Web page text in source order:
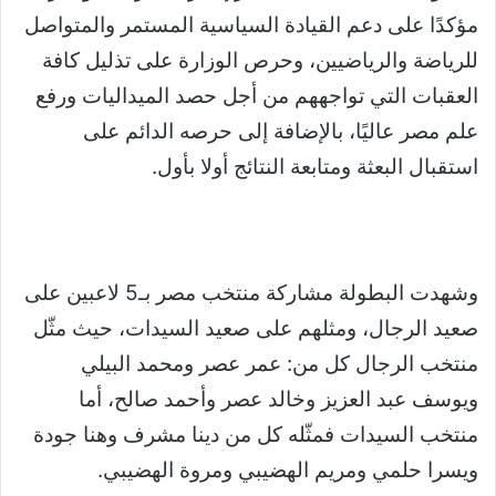
مؤكدًا على دعم القيادة السياسية المستمر والمتواصل
للرياضة والرياضيين، وحرص الوزارة على تذليل كافة
العقبات التي تواجههم من أجل حصد الميداليات ورفع
علم مصر عاليًا، بالإضافة إلى حرصه الدائم على
استقبال البعثة ومتابعة النتائج أولا بأول.
وشهدت البطولة مشاركة منتخب مصر بـ5 لاعبين على
صعيد الرجال، ومثلهم على صعيد السيدات، حيث مثّل
منتخب الرجال كل من: عمر عصر ومحمد البيلي
ويوسف عبد العزيز وخالد عصر وأحمد صالح، أما
منتخب السيدات فمثّله كل من دينا مشرف وهنا جودة
ويسرا حلمي ومريم الهضيبي ومروة الهضيبي.